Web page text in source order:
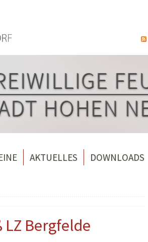
AKTUELLES DOWNLOADS
LZ Bergfelde